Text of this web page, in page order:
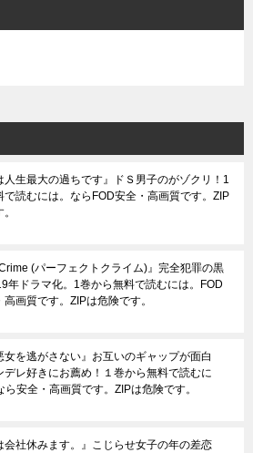
人生最大の過ちです』ドＳ男子のがゾクリ！1
で読むには。ならFOD安全・高画質です。ZIP
Crime (パーフェクトクライム)』完全犯罪の黒
年ドラマ化。1巻から無料で読むには。FOD
画質です。ZIPは危険です。
女を逃がさない』お互いのギャップが面白
デレ好きにお薦め！１巻から無料で読むに
ら安全・高画質です。ZIPは危険です。
会社休みます。』こじらせ女子の年の差恋